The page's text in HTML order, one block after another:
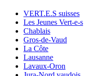
VERT.E.S suisses
Les Jeunes Vert-e-s
Chablais
Gros-de-Vaud
La Côte
Lausanne
Lavaux-Oron